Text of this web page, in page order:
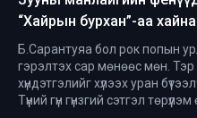
“Хайрын бурхан”-аа хайна
Б.Сарантуяа бол рок попын
гэрэлтэх сар мөнөөс мөн.
хүндэтгэлийг хүлээх уран
Түүний гүн гүнзгий сэтгэл